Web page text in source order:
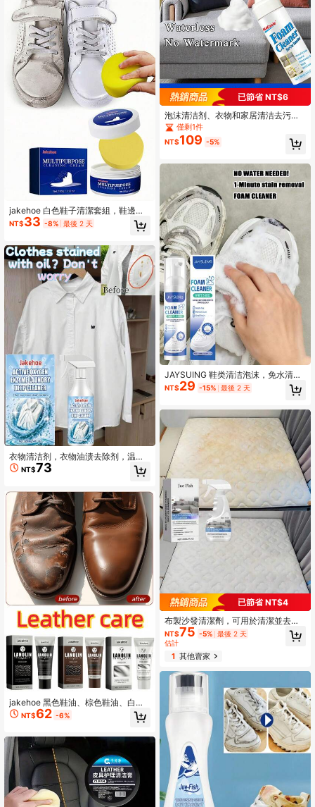
jakehoe 白色鞋子清潔套組，鞋邊黃
垢去除，免水污漬去除與美白清潔
組，多用途清潔劑，鞋子清潔膏，多
膏，多功能污漬去除清潔膏，白色鞋
子清潔膏，海綿鞋膏，鞋子、衣物、
沙發污漬去除固體清潔膏，多功能白
色鞋子清潔劑，美白與污漬去除，黃
垢去除，免水清潔，適用於運動鞋
（舊款與新款升級版隨機發貨，感謝
您的理解。）
NT$33 -8% 最後 2 天
衣物清洁剂，衣物油渍去除剂，温和
去渍衣物清洁喷雾。它能深入渗透织
物纤维，有效分解各种顽固污渍和锈
此无需再为衣物上的食品油渍而烦
恼。
NT$73
jakehoe 黑色鞋油、棕色鞋油、白色
鞋油、透明皮革护理液、鞋油膏、鞋
蜡、鞋类清洁剂和除油剂、真皮护理
蜡、真皮椅、沙发增亮护理蜡、鞋包
护理、椅子除尘蜡油、皮革护理除尘
蜡油、女鞋清洁、男鞋保养和皮革鞋
修补，适用于各种皮革制品，如皮
鞋、皮包、皮衣、皮革制品、皮沙发
等。
NT$62 -6%
已節省 NT$6
泡沫清洁剂、衣物和家居清洁去污
剂、地毯、窗帘、沙发干洗替代品和
无水清洗剂
僅剩1件
NT$109 -5%
JAYSUING 鞋类清洁泡沫，免水清洁
液，运动鞋清洁剂
NT$29 -15% 最後 2 天
已節省 NT$4
布製沙發清潔劑，可用於清潔並去除
地毯、床墊、沙發及其他家居用品上
的污漬，使用簡單：直接噴灑在污漬
上；實際數量適用。留下清新優雅的
香氣。聖誕節、萬聖節及其他節日期
間送給親友的絕佳禮物。
NT$75 -5% 最後 2 天
估計
1其他賣家